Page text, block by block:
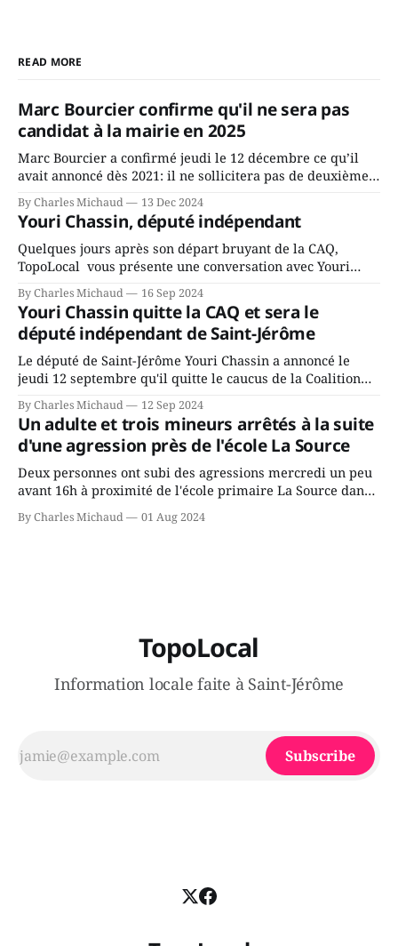
READ MORE
Marc Bourcier confirme qu'il ne sera pas
candidat à la mairie en 2025
Marc Bourcier a confirmé jeudi le 12 décembre ce qu’il
avait annoncé dès 2021: il ne sollicitera pas de deuxième
mandat à titre de maire de Saint-Jérôme. Bourcier en a
fait l’annonce en s’adressant aux employés de la ville,
rassemblés en soirée pour leur traditionnel souper
By Charles Michaud 13 Dec 2024
Youri Chassin, député indépendant
Quelques jours après son départ bruyant de la CAQ,
TopoLocal vous présente une conversation avec Youri
Chassin. Nous avons causé de sa décision. Y songeait-il
depuis longtemps? Sera-t-il candidat indépendant dans 2
ans? Joindrait-il un autre parti, par exemple les
conservateurs d’Éric Duhaime? Que lui
By Charles Michaud 16 Sep 2024
Youri Chassin quitte la CAQ et sera le
député indépendant de Saint-Jérôme
Le député de Saint-Jérôme Youri Chassin a annoncé le
jeudi 12 septembre qu'il quitte le caucus de la Coalition
Avenir Québec de François Legault parce qu'il est déçu du
gouvernement de la CAQ, surtout de son incapacité, qu'il
juge chronique, à offrir des
By Charles Michaud 12 Sep 2024
Un adulte et trois mineurs arrêtés à la suite
d'une agression près de l'école La Source
Deux personnes ont subi des agressions mercredi un peu
avant 16h à proximité de l'école primaire La Source dans
le secteur Bellefeuille de Saint-Jérôme. L'une de deux
victimes aurait été écrasée sous un véhicule et aspergée
By Charles Michaud 01 Aug 2024
TopoLocal
Information locale faite à Saint-Jérôme
Subscribe